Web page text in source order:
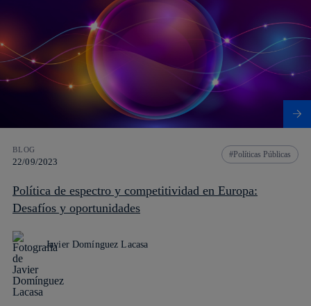
BLOG
22/09/2023
Políticas Públicas
Política de espectro y competitividad en Europa:
Desafíos y oportunidades
Javier Domínguez Lacasa